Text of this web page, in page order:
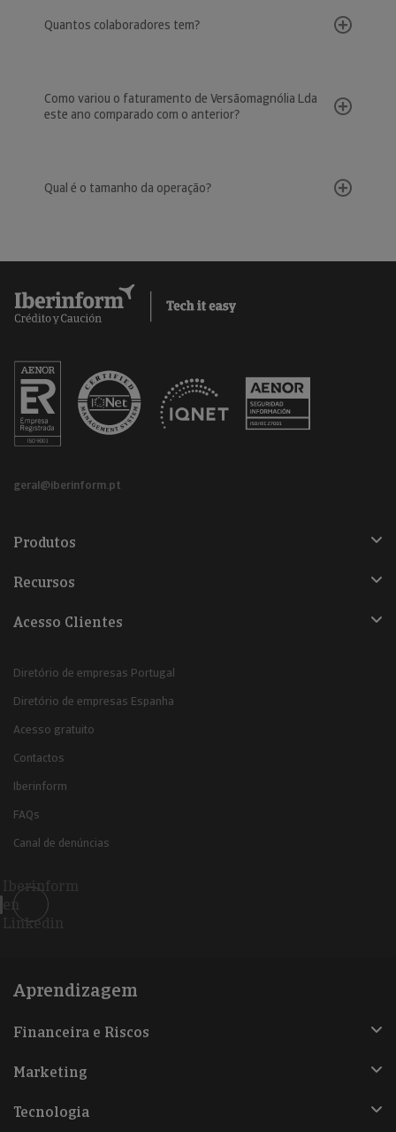
Quantos colaboradores tem?
Como variou o faturamento de Versãomagnólia Lda
este ano comparado com o anterior?
Qual é o tamanho da operação?
geral@iberinform.pt
Produtos
Recursos
Acesso Clientes
Diretório de empresas Portugal
Diretório de empresas Espanha
Acesso gratuito
Contactos
Iberinform
FAQs
Canal de denúncias
Iberinform
en
Linkedin
Aprendizagem
Financeira e Riscos
Marketing
Tecnologia